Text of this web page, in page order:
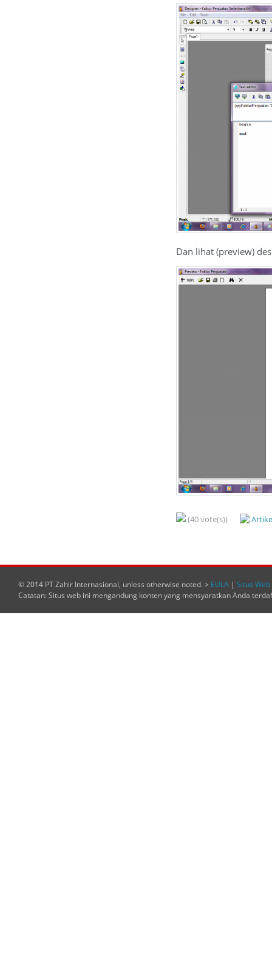
Dan lihat (preview)
(40 vote(s))
© 2014 PT Zahir Internasional, unless otherwise noted. > EULA | Situs
Catatan: Situs web ini mengandung konten yang mensyaratkan Anda